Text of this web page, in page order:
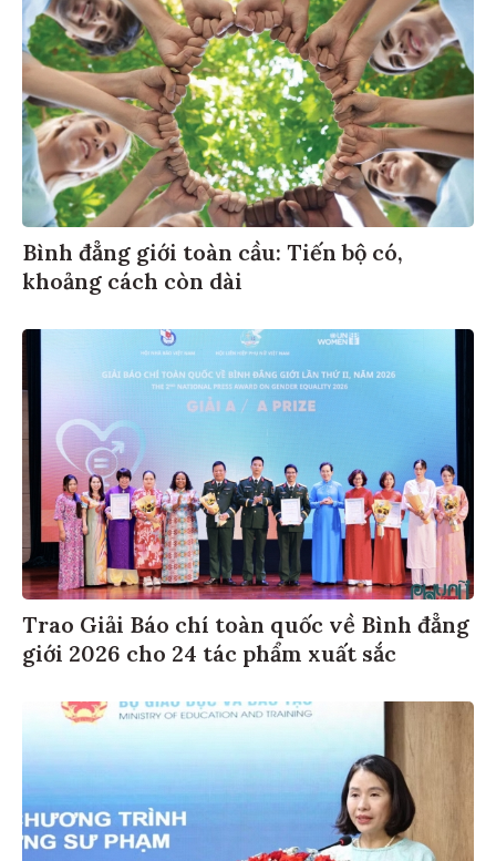
Bình đẳng giới toàn cầu: Tiến bộ có,
khoảng cách còn dài
Trao Giải Báo chí toàn quốc về Bình đẳng
giới 2026 cho 24 tác phẩm xuất sắc